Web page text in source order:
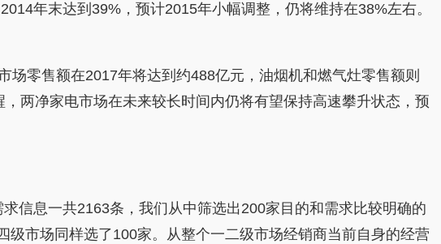
年末达到39%，预计2015年小幅调整，仍将维持在38%左右。
零售额在2017年将达到约488亿元，油烟机和燃气灶零售额则
两净家电市场在未来较长时间内仍将有望保持高速攀升状态，预
息一共2163条，我们从中筛选出200家目的和需求比较明确的
市场同样选了100家。从整个一二级市场经销商当前自身的经营